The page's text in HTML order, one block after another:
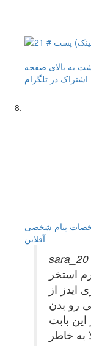
به بالای صفحه
اشتراک در تلگرام
پیام شخصی
آفلاين
استخر
ایدز از
رو بدن
بابت
خاطر